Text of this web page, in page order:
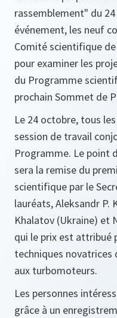
rassemblement" du
événement, les neuf
Comité scientifique
pour examiner les
du Programme
prochain Sommet de
Le 24 octobre, tous
session de travail
Programme. Le point
sera la remise du
scientifique par le
lauréats, Aleksandr P.
Khalatov (Ukraine) et
qui le prix est attribué
techniques
aux turbomoteurs.
Les personnes
grâce à un